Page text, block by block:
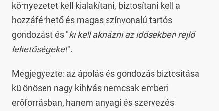
környezetet kell kialakítani, biztosítani kell a
hozzáférhető és magas színvonalú tartós
gondozást és "ki kell aknázni az idősekben rejlő
lehetőségeket".
Megjegyezte: az ápolás és gondozás biztosítása
különösen nagy kihívás nemcsak emberi
erőforrásban, hanem anyagi és szervezési